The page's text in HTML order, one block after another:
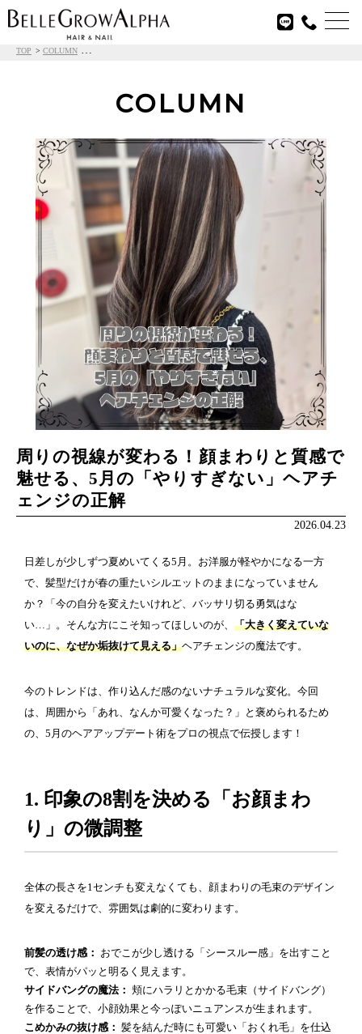

TOP COLUMN
COLUMN
周りの視線が変わる！顔まわりと質感で
魅せる、5月の「やりすぎない」ヘアチ
ェンジの正解
2026.04.23
日差しが少しずつ夏めいてくる5月。お洋服が軽やかになる一方
で、髪型だけが春の重たいシルエットのままになっていません
か？「今の自分を変えたいけれど、バッサリ切る勇気はな
い…」。そんな方にこそ知ってほしいのが、 「大きく変えていな
いのに、なぜか垢抜けて見える」ヘアチェンジの魔法です。
今のトレンドは、作り込んだ感のないナチュラルな変化。今回
は、周囲から「あれ、なんか可愛くなった？」と褒められるため
の、5月のヘアアップデート術をプロの視点で伝授します！
1. 印象の8割を決める「お顔まわ
り」の微調整
全体の長さを1センチも変えなくても、顔まわりの毛束のデザイン
を変えるだけで、雰囲気は劇的に変わります。
前髪の透け感： おでこが少し透ける「シースルー感」を出すこと
で、表情がパッと明るく見えます。
サイドバングの魔法： 頬にハラリとかかる毛束（サイドバング）
を作ることで、小顔効果と今っぽいニュアンスが生まれます。
こめかみの抜け感： 髪を結んだ時にも可愛い「おくれ毛」を仕込